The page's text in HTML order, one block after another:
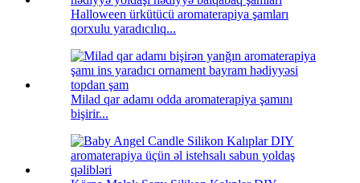
Halloween ürkütücü aromaterapiya şamları
qorxulu yaradıcılıq...
Milad qar adamı odda aromaterapiya şamını
bişirir...